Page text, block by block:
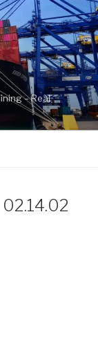
– Real